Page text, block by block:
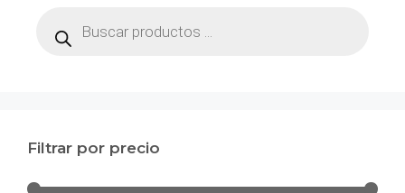
productos
Filtrar por precio